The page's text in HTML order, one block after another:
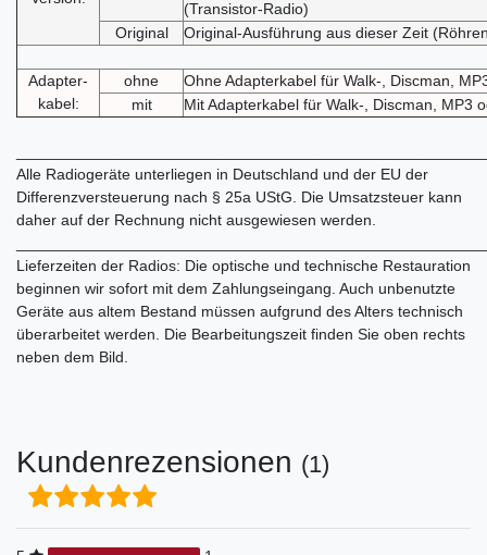
(Transistor-Radio)
Original
Original-Ausführung aus dieser Zeit
Adapter-
kabel:
ohne
Ohne Adapterkabel für Walk-, Discman,
mit
Mit Adapterkabel für Walk-, Discman, MP3
Alle Radiogeräte unterliegen in Deutschland und der EU der
Differenzversteuerung nach § 25a UStG. Die Umsatzsteuer kann
daher auf der Rechnung nicht ausgewiesen werden.
Lieferzeiten der Radios: Die optische und technische Restauration
beginnen wir sofort mit dem Zahlungseingang. Auch unbenutzte
Geräte aus altem Bestand müssen aufgrund des Alters technisch
überarbeitet werden. Die Bearbeitungszeit finden Sie oben rechts
neben dem Bild.
Kundenrezensionen (1)